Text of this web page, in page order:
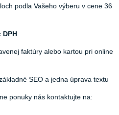
podla Vašeho výberu v cene 36
DPH
faktúry alebo kartou pri online
SEO a jedna úprava textu
ponuky nás kontaktujte na: